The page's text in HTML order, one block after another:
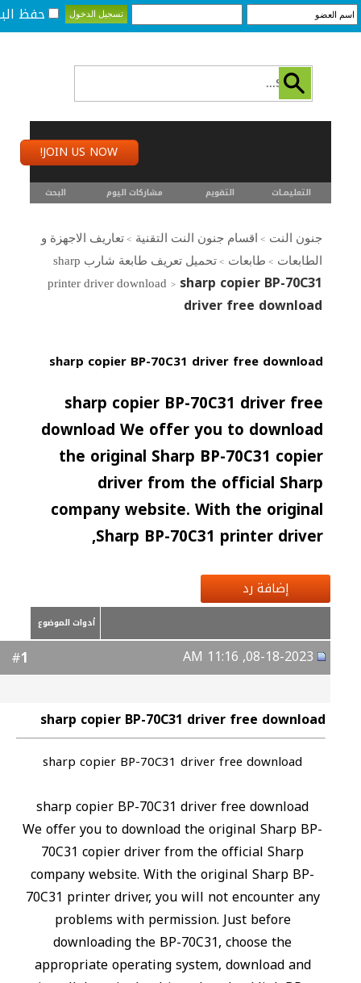
حفظ
JOIN US NOW!
التعليمـــات التقويم مشاركات اليوم البحث
جنون النت > اقسام جنون النت التقنية > تعاريف الاجهزة و
الطابعات > طابعات >
تحميل تعريف طابعة شارب sharp
printer driver download > sharp copier BP-70C31
driver free download
sharp copier BP-70C31 driver free download
sharp copier BP-70C31 driver free
download We offer you to download
the original Sharp BP-70C31 copier
driver from the official Sharp
company website. With the original
Sharp BP-70C31 printer driver,
إضافة رد
أدوات الموضوع
1
sharp copier BP-70C31 driver free download
sharp copier BP-70C31 driver free download
sharp copier BP-70C31 driver free download
We offer you to download the original Sharp BP-
70C31 copier driver from the official Sharp
company website. With the original Sharp BP-
70C31 printer driver, you will not encounter any
problems with permission. Just before
downloading the BP-70C31, choose the
appropriate operating system, download and